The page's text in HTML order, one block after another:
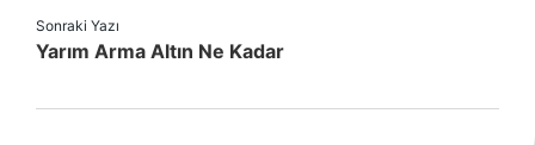
Sonraki Yazı
Yarım Arma Altın Ne Kadar